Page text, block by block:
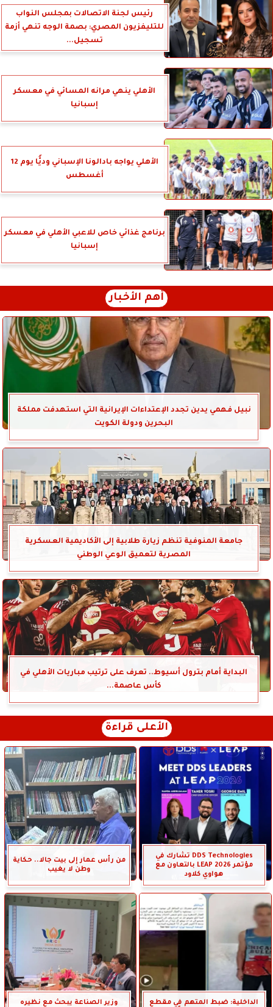
رئيس لجنة الاتصالات بمجلس النواب
للتليفزيون المصري: بصمة الوجه تنهي أزمة
تسجيل...
الأهلي ينهي مرانه المسائي في معسكر
إسبانيا
الأهلي يواجه بادالونا الإسباني وديًّا يوم 12
أغسطس
برنامج غذائي خاص للاعبي الأهلي في معسكر
إسبانيا
أهم الأخبار
نبيل فهمي يدين تجدد الإعتداءات الإيرانية التي استهدفت مملكة
البحرين ودولة الكويت
جامعة المنوفية تنظم زيارة طلابية إلى الأكاديمية العسكرية
المصرية لتعميق الوعي الوطني
البداية أمام بترول أسيوط.. تعرف على ترتيب مباريات الأهلي في
كأس عاصمة...
الأعلى قراءة
DDS Technologies تشارك في
مؤتمر LEAP 2026 بالتعاون مع
هواوي كلاود
من رأس عمار إلى بيت جالا.. حكاية
وطن لا يغيب
الداخلية: ضبط المتهم في مقطع
وزير الصناعة يبحث مع نظيره